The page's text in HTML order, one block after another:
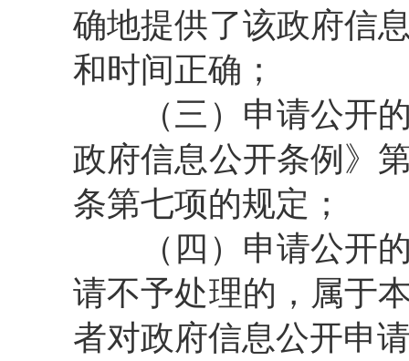
确地提供了该政府信
和时间正确；
（三）申请公开的
政府信息公开条例》
条第七项的规定；
（四）申请公开的
请不予处理的，属于
者对政府信息公开申